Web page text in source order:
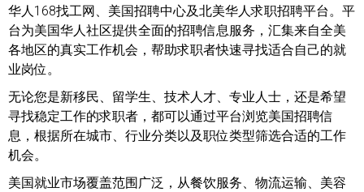
华人168找工网、美国招聘中心及北美华人求职招聘平台。平
台为美国华人社区提供全面的招聘信息服务，汇集来自全美
各地区的真实工作机会，帮助求职者快速寻找适合自己的就
业岗位。
无论您是新移民、留学生、技术人才、专业人士，还是希望
寻找稳定工作的求职者，都可以通过平台浏览美国招聘信
息，根据所在城市、行业分类以及职位类型筛选合适的工作
机会。
美国就业市场覆盖范围广泛，从餐饮服务、物流运输、美容